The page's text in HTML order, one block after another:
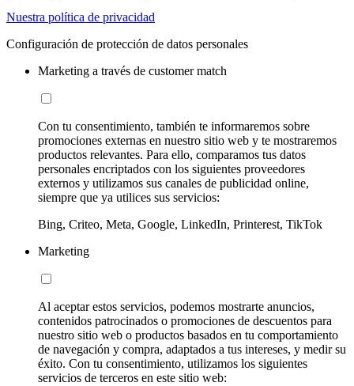
Nuestra política de privacidad
Configuración de protección de datos personales
Marketing a través de customer match
Con tu consentimiento, también te informaremos sobre
promociones externas en nuestro sitio web y te mostraremos
productos relevantes. Para ello, comparamos tus datos
personales encriptados con los siguientes proveedores
externos y utilizamos sus canales de publicidad online,
siempre que ya utilices sus servicios:
Bing, Criteo, Meta, Google, LinkedIn, Printerest, TikTok
Marketing
Al aceptar estos servicios, podemos mostrarte anuncios,
contenidos patrocinados o promociones de descuentos para
nuestro sitio web o productos basados en tu comportamiento
de navegación y compra, adaptados a tus intereses, y medir su
éxito. Con tu consentimiento, utilizamos los siguientes
servicios de terceros en este sitio web: